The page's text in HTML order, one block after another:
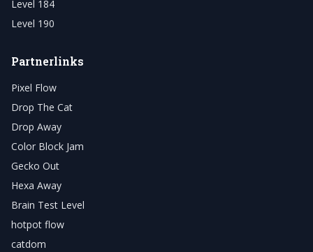
Level 184
Level 190
Partnerlinks
Pixel Flow
Drop The Cat
Drop Away
Color Block Jam
Gecko Out
Hexa Away
Brain Test Level
hotpot flow
catdom